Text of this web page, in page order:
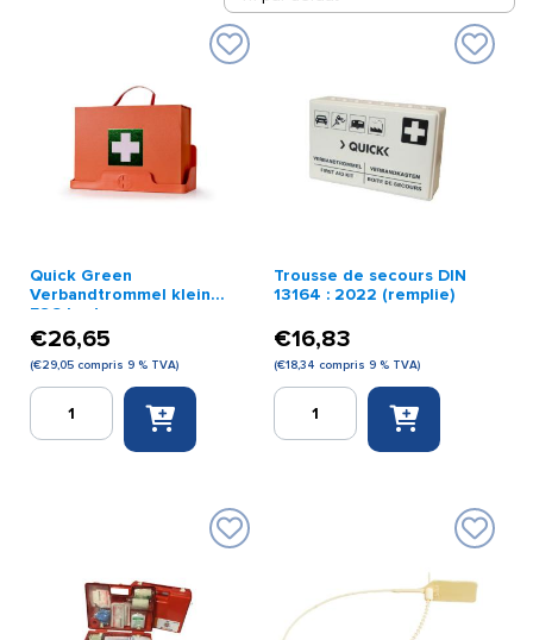
Quick Green
Verbandtrommel klein
FSC karton
DIN13164:2022
€26,65
(€29,05 compris 9 % TVA)
quantité
DIN13164:2022
Trousse de secours DIN
13164 : 2022 (remplie)
€16,83
(€18,34 compris 9 % TVA)
quantité
(remplie)